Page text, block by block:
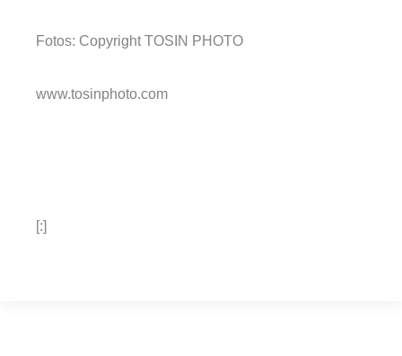
Fotos: Copyright TOSIN PHOTO
www.tosinphoto.com
[:]